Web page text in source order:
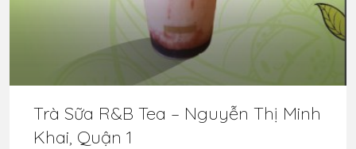
Trà Sữa R&B Tea – Nguyễn Thị Minh
Khai, Quận 1